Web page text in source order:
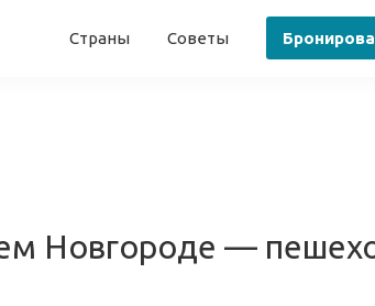
Страны Советы
Новгороде —